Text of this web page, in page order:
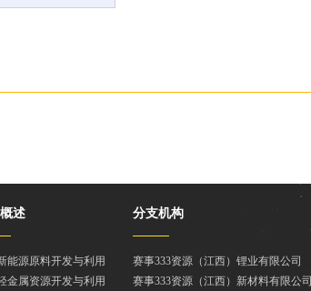
述
能源原料开发与利用
金属资源开发与利用
分支机构
赛事333资源（江西）锂业有限公司
赛事333资源（江西）新材料有限公司